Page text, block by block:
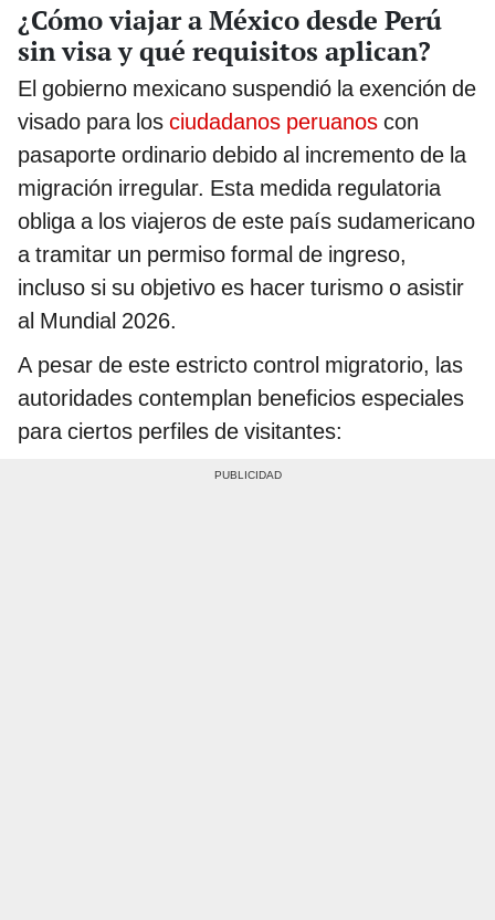
¿Cómo viajar a México desde Perú
sin visa y qué requisitos aplican?
El gobierno mexicano suspendió la exención de
visado para los ciudadanos peruanos con
pasaporte ordinario debido al incremento de la
migración irregular. Esta medida regulatoria
obliga a los viajeros de este país sudamericano
a tramitar un permiso formal de ingreso,
incluso si su objetivo es hacer turismo o asistir
al Mundial 2026.
A pesar de este estricto control migratorio, las
autoridades contemplan beneficios especiales
para ciertos perfiles de visitantes: